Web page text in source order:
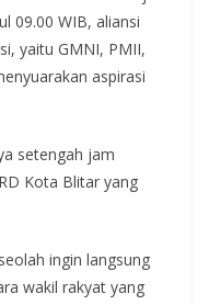
09.00 WIB, aliansi
yaitu GMNI, PMII,
aspirasi
setengah jam
Kota Blitar yang
ingin langsung
wakil rakyat yang